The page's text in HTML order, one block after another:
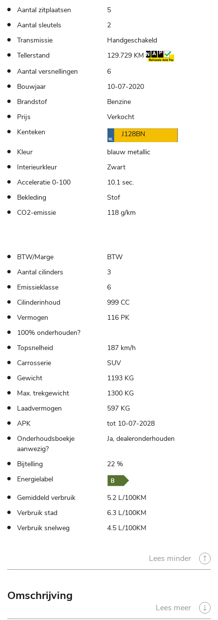
Aantal zitplaatsen
5
Aantal sleutels
2
Transmissie
Handgeschakeld
Tellerstand
129.729 KM
Aantal versnellingen
6
Bouwjaar
10-07-2020
Brandstof
Benzine
Prijs
Verkocht
Kenteken
J128BN
Kleur
blauw metallic
Interieurkleur
Zwart
Acceleratie 0-100
10.1 sec.
Bekleding
Stof
CO2-emissie
118 g/km
BTW/Marge
BTW
Aantal cilinders
3
Emissieklasse
6
Cilinderinhoud
999 CC
Vermogen
116 PK
100% onderhouden?
Topsnelheid
187 km/h
Carrosserie
SUV
Gewicht
1193 KG
Max. trekgewicht
1300 KG
Laadvermogen
597 KG
APK
tot 10-07-2028
Onderhoudsboekje
aanwezig?
Ja, dealeronderhouden
Bijtelling
22 %
Energielabel
Gemiddeld verbruik
5.2 L/100KM
Verbruik stad
6.3 L/100KM
Verbruik snelweg
4.5 L/100KM
Lees minder
Omschrijving
Lees meer